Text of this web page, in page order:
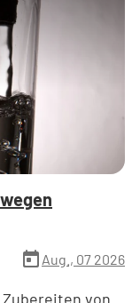
today Aug., 07 2026
von